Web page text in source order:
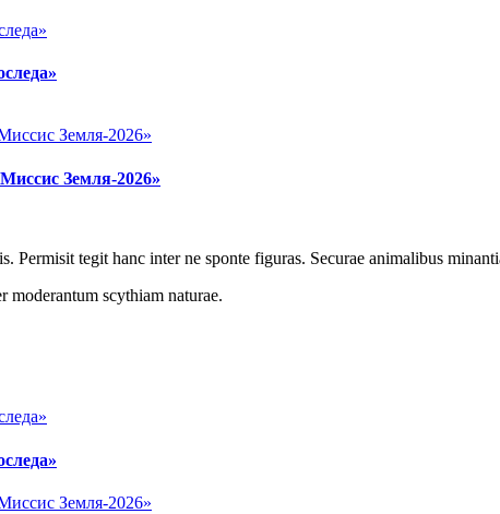
Земля-2026»
Permisit tegit hanc inter ne sponte figuras. Securae animalibus
moderantum scythiam naturae.